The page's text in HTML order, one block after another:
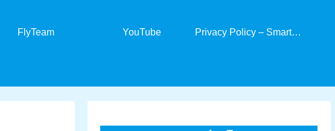
FlyTeam YouTube Privacy Policy – SmartCabinet